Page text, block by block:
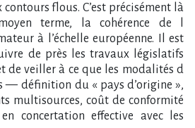
flous. C​‌’est précisément là
terme, la cohérence de l​
à l​‌’échelle européenne. Il est
de près les travaux législatifs
de veiller à ce que les modalités d​
— définition du « pays d​‌’origine »,
multisources, coût de conformité
concertation effective avec les